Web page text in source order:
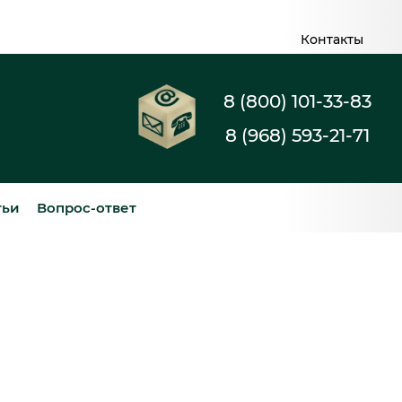
Контакты
8 (800) 101-33-83
8 (968) 593-21-71
Вопрос-ответ